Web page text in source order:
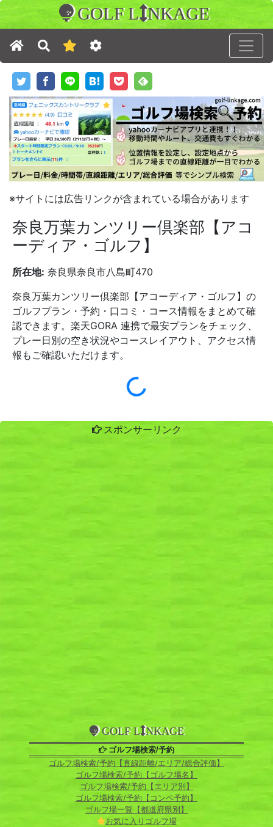
GOLF L NKAGE
※サイトには広告リンクが含まれている場合があります
奈良万葉カンツリー倶楽部【アコ
ーディア・ゴルフ】
所在地: 奈良県奈良市八島町470
奈良万葉カンツリー倶楽部【アコーディア・ゴルフ】の
ゴルフプラン・予約・口コミ・コース情報をまとめて確
認できます。楽天GORA 連携で最安プランをチェック、
プレー日別の空き状況やコースレイアウト、アクセス情
報もご確認いただけます。
スポンサーリンク
GOLF L NKAGE
ゴルフ場検索/予約
ゴルフ場検索/予約【直線距離/エリア/総合評価】
ゴルフ場検索/予約【ゴルフ場名】
ゴルフ場検索/予約【エリア別】
ゴルフ場検索/予約【コンペ予約】
ゴルフ場一覧【都道府県別】
お気に入りゴルフ場